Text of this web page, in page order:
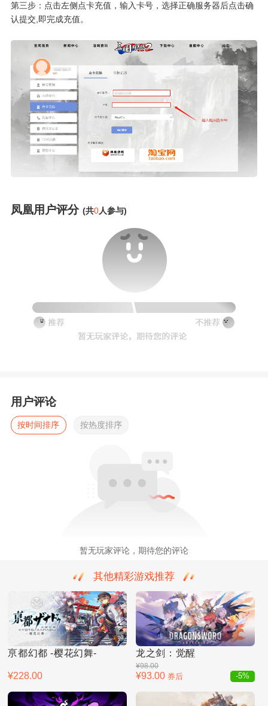
第三步：点击左侧点卡充值，输入卡号，选择正确服务器后点击确
认提交,即完成充值。
凤凰用户评分 (共0人参与)
用户评论
按时间排序 按热度排序
暂无玩家评论，期待您的评论
其他精彩游戏推荐
亰都幻都 -樱花幻舞-
¥228.00
龙之剑：觉醒
¥98.00
¥93.00 券后 -5%